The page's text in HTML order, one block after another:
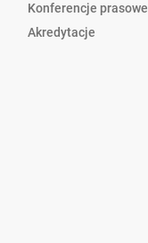
Konferencje prasowe
Akredytacje